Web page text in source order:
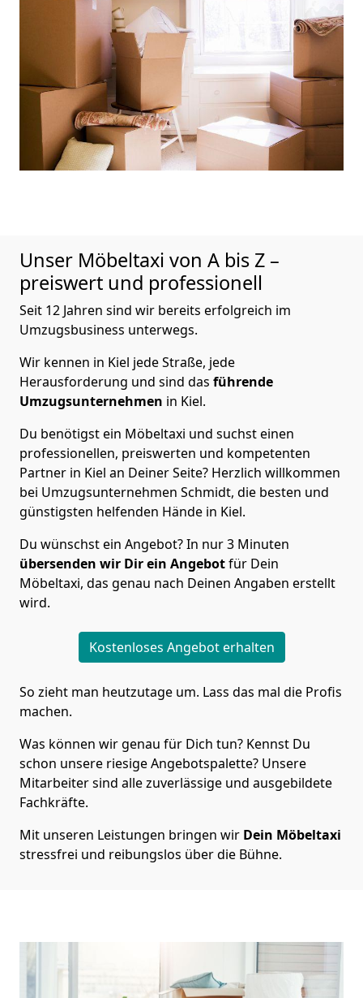
Unser Möbeltaxi von A bis Z –
preiswert und professionell
Seit 12 Jahren sind wir bereits erfolgreich im
Umzugsbusiness unterwegs.
Wir kennen in Kiel jede Straße, jede
Herausforderung und sind das führende
Umzugsunternehmen in Kiel.
Du benötigst ein Möbeltaxi und suchst einen
professionellen, preiswerten und kompetenten
Partner in Kiel an Deiner Seite? Herzlich willkommen
bei Umzugsunternehmen Schmidt, die besten und
günstigsten helfenden Hände in Kiel.
Du wünschst ein Angebot? In nur 3 Minuten
übersenden wir Dir ein Angebotfür Dein
Möbeltaxi, das genau nach Deinen Angaben erstellt
wird.
Kostenloses Angebot erhalten
So zieht man heutzutage um. Lass das mal die Profis
machen.
Was können wir genau für Dich tun? Kennst Du
schon unsere riesige Angebotspalette? Unsere
Mitarbeiter sind alle zuverlässige und ausgebildete
Fachkräfte.
Mit unseren Leistungen bringen wir Dein Möbeltaxi
stressfrei und reibungslos über die Bühne.